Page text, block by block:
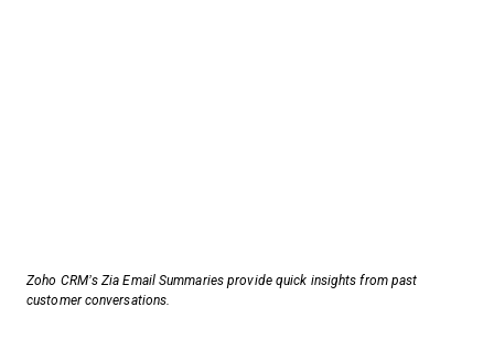
Zoho CRM’s Zia Email Summaries provide quick insights from past
customer conversations.